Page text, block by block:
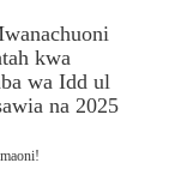
kwa
wa Idd ul
na 2025